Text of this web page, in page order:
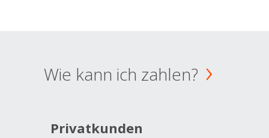
Wie kann ich zahlen?
Privatkunden